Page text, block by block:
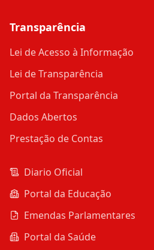
Transparência
Lei de Acesso à Informação
Lei de Transparência
Portal da Transparência
Dados Abertos
Prestação de Contas
Diario Oficial
Portal da Educação
Emendas Parlamentares
Portal da Saúde